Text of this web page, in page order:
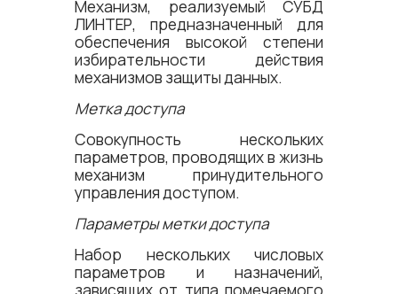
Механизм, реализуемый СУБД
ЛИНТЕР, предназначенный для
обеспечения высокой степени
избирательности действия
механизмов защиты данных.
Метка доступа
Совокупность нескольких
параметров, проводящих в жизнь
механизм принудительного
управления доступом.
Параметры метки доступа
Набор нескольких числовых
параметров и назначений,